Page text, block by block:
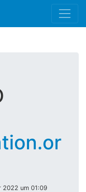
2022 um 01:09